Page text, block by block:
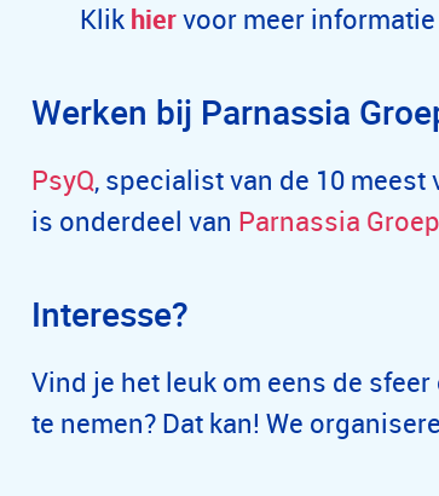
Klik hiervoor meer
Werken bij Parnassia
PsyQ, specialist van de 10
is onderdeel van Parnassia Groep
Interesse?
Vind je het leuk om eens de
te nemen? Dat kan! We